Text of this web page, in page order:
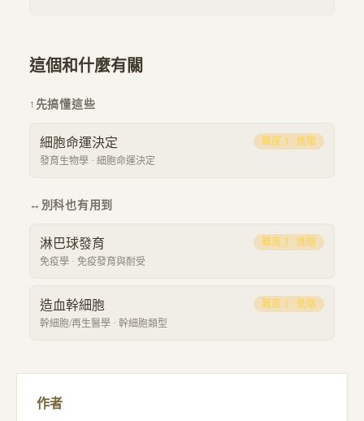
這個和什麼有關
↑ 先搞懂這些
細胞命運決定
發育生物學 · 細胞命運決定
難度 3 · 進階
↔ 別科也有用到
淋巴球發育
免疫學 · 免疫發育與耐受
難度 3 · 進階
造血幹細胞
幹細胞/再生醫學 · 幹細胞類型
難度 3 · 進階
作者